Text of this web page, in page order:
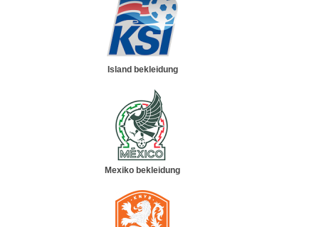
Island bekleidung
Mexiko bekleidung